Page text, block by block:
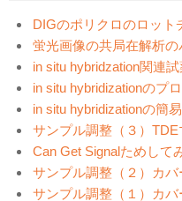
DIGのポリクロのロット
蛍光画像の共局在解析の
in situ hybridzation関連
in situ hybridizationのプ
in situ hybridizationの簡
サンプル調整（３）
Can Get Signalためして
サンプル調整（２）カ
サンプル調整（１）カ